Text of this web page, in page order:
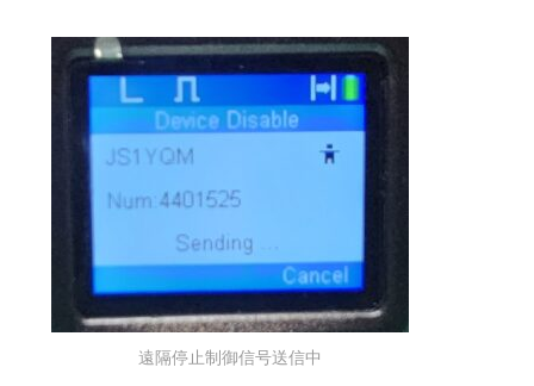
遠隔停止制御信号送信中